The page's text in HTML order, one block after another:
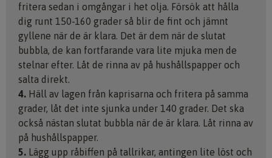
fritera sedan i omgångar i het olja. Försök att hålla
dig runt 150-160 grader så blir de fint och jämnt
gyllene när de är klara. Det är dem när de slutat
bubbla, de kan fortfarande vara lite mjuka men de
stelnar efter. Låt de rinna av på hushållspapper och
salta direkt.
4. Häll av lagen från kaprisarna och fritera på samma
grader, låt det inte sjunka under 140 grader. Det ska
också nästan slutat bubbla när de är klara. Låt rinna av
på hushållspapper.
5. Lägg upp råbiffen på tallrikar, antingen lite löst och